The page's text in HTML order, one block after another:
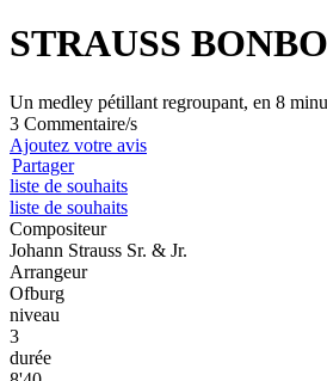
STRAUSS
Un medley pétillant regroupant, en 8
3 Commentaire/s
Ajoutez votre avis
Partager
liste de souhaits
liste de souhaits
Compositeur
Johann Strauss Sr. & Jr.
Arrangeur
Ofburg
niveau
3
durée